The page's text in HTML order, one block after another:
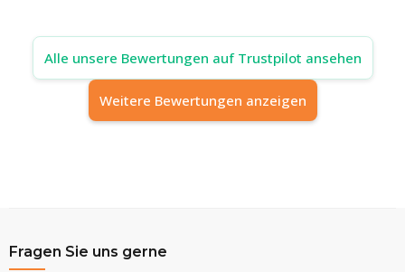
Alle unsere Bewertungen auf Trustpilot ansehen
Weitere Bewertungen anzeigen
Fragen Sie uns gerne